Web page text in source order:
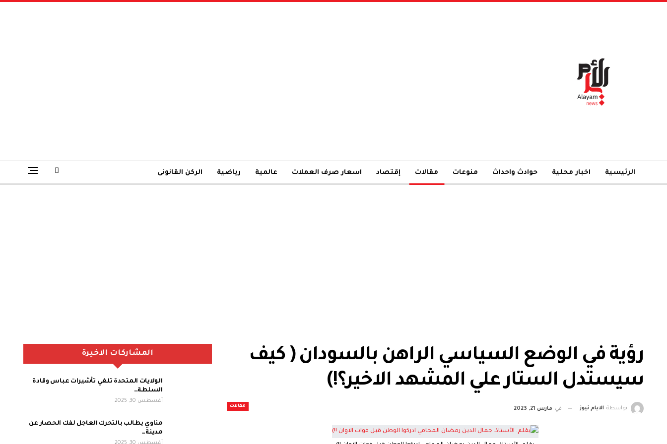
الرئيسية اخبار محلية حوادث واحداث منوعات مقالات إقتصاد اسعار صرف العملات عالمية رياضية الركن القانونى
رؤية في الوضع السياسي الراهن بالسودان ( كيف
سيستدل الستار علي المشهد الاخير؟!)
مقالات بواسطة الايام نيوز في مارس 21, 2023
المشاركات الاخيرة
الولايات المتحدة تلغي تأشيرات عباس وقادة
السلطة…
أغسطس 30, 2025
مناوي يطالب بالتحرك العاجل لفك الحصار عن
مدينة…